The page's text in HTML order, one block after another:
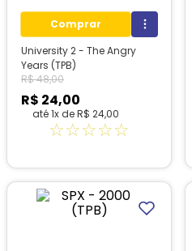
Comprar
University 2 - The Angry
Years (TPB)
R$48,00
R$ 24,00
até1x deR$ 24,00
☆☆☆☆☆